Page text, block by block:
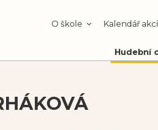
O škole Kalendář akcí
Hudební